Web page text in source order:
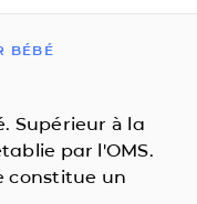
BÉBÉ
Supérieur à la
par l'OMS.
constitue un